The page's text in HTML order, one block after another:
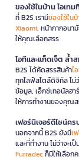
ของใช้ในบ้าน ไอเท
ที่ B2S เรามีของใช้ใน
Xiaomi, หน้ากากอนา
ให้คุณเลือกสรร
ไอทีและแก็ดเจ็ต ล้
B2S ได้คัดสรรสินค้าไ
ทุกไลฟ์สไตล์ดิจิทัล ไม่
ข้อมูล, เอ็กซ์เทอนัลฮ
ให้การทำงานของคุณ
เฟอร์นิเจอร์ดีไซน์ค
นอกจากนี้ B2S ยังมีเ
และที่ทำงาน ไม่ว่าจะเ
Furradecก็มีให้เลือก